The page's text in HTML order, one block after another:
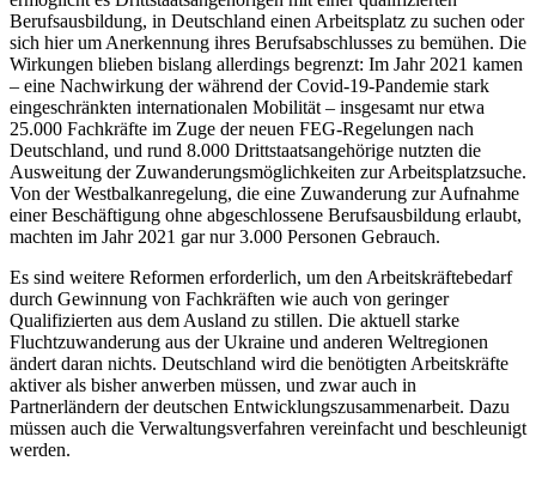
Berufsausbildung, in Deutschland einen Arbeitsplatz zu suchen oder
sich hier um Anerken­nung ihres Berufsabschlusses zu bemühen. Die
Wir­kungen blieben bislang allerdings begrenzt: Im Jahr 2021 kamen
– eine Nachwirkung der während der Covid-19-Pandemie stark
eingeschränkten internationalen Mobilität – insgesamt nur etwa
25.000 Fach­kräfte im Zuge der neuen FEG-Regelungen nach
Deutschland, und rund 8.000 Drittstaatsangehörige nutzten die
Ausweitung der Zuwanderungsmöglich­keiten zur Arbeitsplatzsuche.
Von der Westbalkan­regelung, die eine Zuwanderung zur Aufnahme
einer Beschäftigung ohne abgeschlossene Berufsausbildung erlaubt,
machten im Jahr 2021 gar nur 3.000 Per­sonen Gebrauch.
Es sind weitere Reformen erforderlich, um den Arbeitskräftebedarf
durch Gewinnung von Fach­kräften wie auch von geringer
Qualifizierten aus dem Aus­land zu stillen. Die aktuell starke
Fluchtzuwande­rung aus der Ukraine und anderen Weltregionen
ändert daran nichts. Deutschland wird die benötigten Arbeitskräfte
aktiver als bisher anwerben müssen, und zwar auch in
Partnerländern der deutschen Ent­wicklungszusammenarbeit. Dazu
müssen auch die Verwaltungsverfahren vereinfacht und beschleunigt
werden.